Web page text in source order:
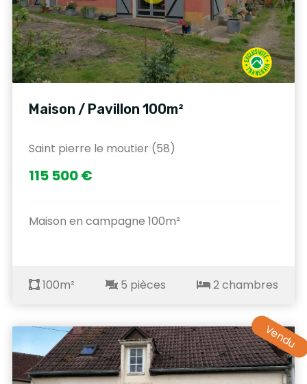
Maison / Pavillon 100m²
Saint pierre le moutier (58)
115 500 €
Maison en campagne 100m²
100m² 5 pièces 2 chambres
Vendu